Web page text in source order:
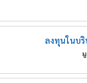
ลงทุนในบ